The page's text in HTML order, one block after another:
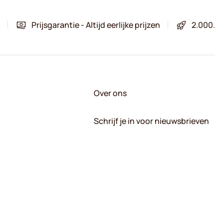
Prijsgarantie - Altijd eerlijke prijzen
Over ons
Schrijf je in voor nieuwsbrieven